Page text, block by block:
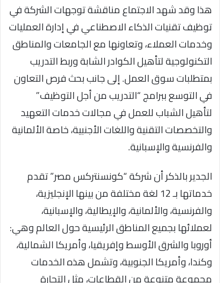
هذا وقد شهد الاجتماع مناقشة توجهات الشركة في
توظيف تقنيات الذكاء الاصطناعي في إدارة العمليات
وخدمات العملاء، وتعاونها مع الجامعات والمناطق
التكنولوجية لتأهيل الكوادر الشابة وربط التدريب
بمتطلبات سوق العمل. إلى جانب بحث فرص التعاون
في التوسع ببرامج “التدريب من أجل التوظيف”
لتأهيل الشباب للعمل في مجالات خدمات التعهيد
والتخصصات التقنية واللغات الأجنبية، خاصة الألمانية
والفرنسية والإسبانية.
الجدير بالذكر أن شركة “كونسنتركس مصر” تقدم
خدماتها بـ 12 لغة مختلفة من بينها الإنجليزية،
والفرنسية، والألمانية، والإيطالية، والإسبانية،
لعملائها بجميع المناطق الرئيسية حول العالم وهي:
أوروبا والشرق الأوسط وإفريقيا، وأمريكا الشمالية،
وكندا، وأمريكا الجنوبية، وتشمل هذه الخدمات
مجموعة متنوعة من القطاعات، مثل التجارة